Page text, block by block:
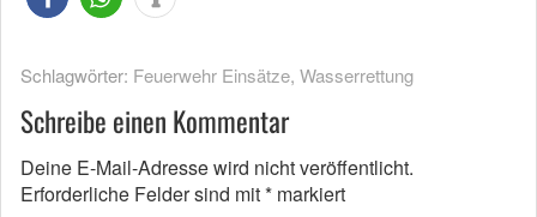
Schlagwörter: Feuerwehr Einsätze, Wasserrettung
Schreibe einen Kommentar
Deine E-Mail-Adresse wird nicht veröffentlicht.
Erforderliche Felder sind mit* markiert